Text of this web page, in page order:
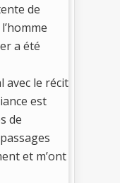
de
a été
avec le récit
est
de
et m’ont